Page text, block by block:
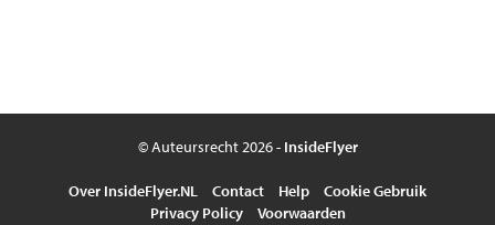
© Auteursrecht 2026 - InsideFlyer
Over InsideFlyer.NL Contact Help
Cookie Gebruik
Privacy Policy
Voorwaarden